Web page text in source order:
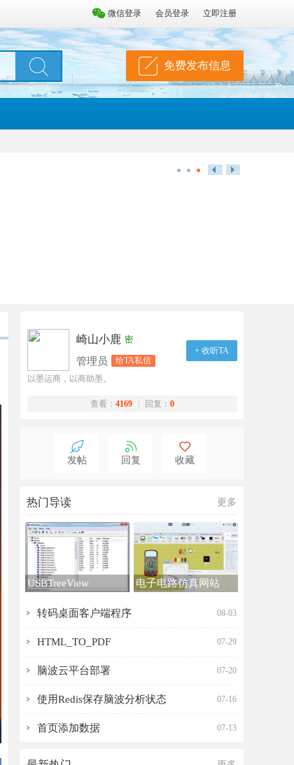
微信登录 会员登录 立即注册
免费发布信息
崎山小鹿 密
管理员 给TA私信
+ 收听TA
以墨运商，以商助墨。
查看： 4169 回复： 0
发帖 回复 收藏
热门导读 更多
USBTreeView 电子电路仿真网站
转码桌面客户端程序 08-03
HTML_TO_PDF 07-29
脑波云平台部署 07-20
使用Redis保存脑波分析状态 07-16
首页添加数据 07-13